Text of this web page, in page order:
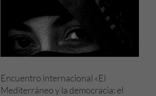
Encuentro internacional «El
Mediterráneo y la democracia: el